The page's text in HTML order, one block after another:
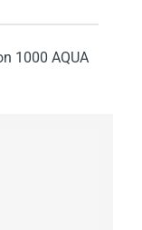
1000 AQUA